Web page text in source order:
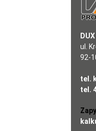
ul.
92-
tel.
tel.